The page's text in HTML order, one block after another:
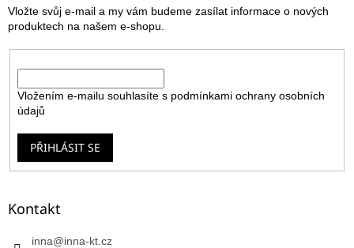
Vložte svůj e-mail a my vám budeme zasílat informace o nových
produktech na našem e-shopu.
Vložením e-mailu souhlasíte s podmínkami ochrany osobních
údajů
PŘIHLÁSIT SE
Kontakt
inna@inna-kt.cz